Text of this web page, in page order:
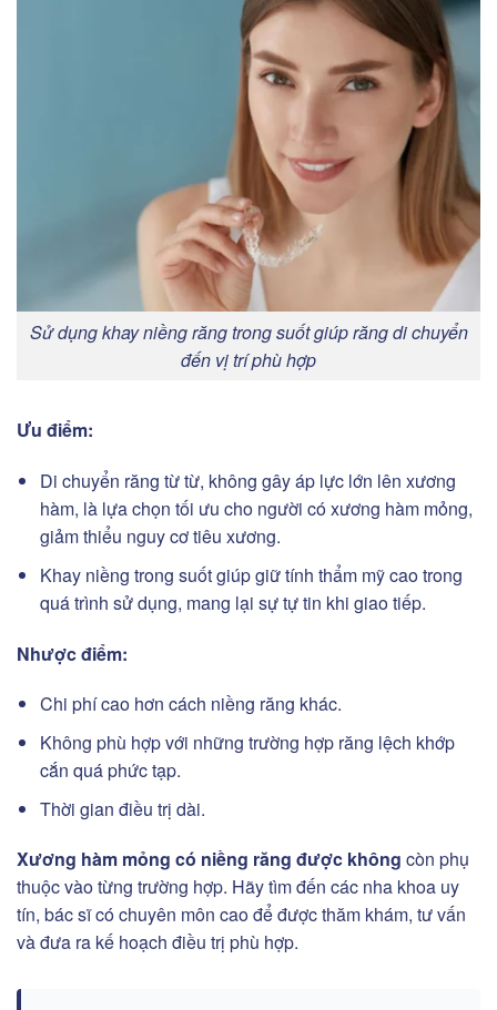
Sử dụng khay niềng răng trong suốt giúp răng di chuyển
đến vị trí phù hợp
Ưu điểm:
Di chuyển răng từ từ, không gây áp lực lớn lên xương
hàm, là lựa chọn tối ưu cho người có xương hàm mỏng,
giảm thiểu nguy cơ tiêu xương.
Khay niềng trong suốt giúp giữ tính thẩm mỹ cao trong
quá trình sử dụng, mang lại sự tự tin khi giao tiếp.
Nhược điểm:
Chi phí cao hơn cách niềng răng khác.
Không phù hợp với những trường hợp răng lệch khớp
cắn quá phức tạp.
Thời gian điều trị dài.
Xương hàm mỏng có niềng răng được không còn phụ
thuộc vào từng trường hợp. Hãy tìm đến các nha khoa uy
tín, bác sĩ có chuyên môn cao để được thăm khám, tư vấn
và đưa ra kế hoạch điều trị phù hợp.